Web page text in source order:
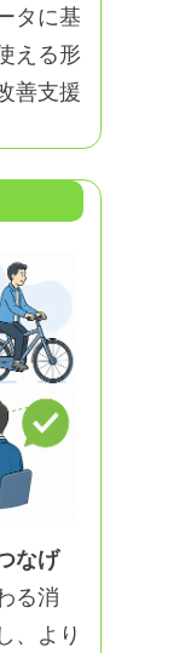
タに基
える形
善支援
なげ
る消
、より